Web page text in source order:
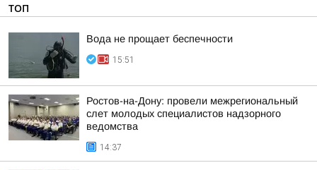
ТОП
Вода не прощает беспечности
15:51
Ростов-на-Дону: провели межрегиональный
слет молодых специалистов надзорного
ведомства
14:37